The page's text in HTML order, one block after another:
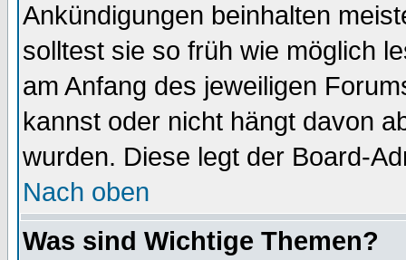
Ankündigungen beinhalten
solltest sie so früh wie möglich
am Anfang des jeweiligen
kannst oder nicht hängt davon
wurden. Diese legt der Board-
Nach oben
Was sind Wichtige Themen?